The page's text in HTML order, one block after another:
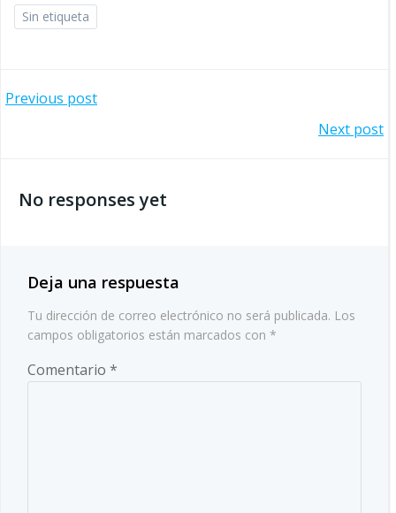
Sin etiqueta
Navegación
las
Previous post
por
las
entradas
Next post
No responses yet
Deja una respuesta
Tu dirección de correo electrónico no será publicada. Los
campos obligatorios están marcados con *
Comentario *